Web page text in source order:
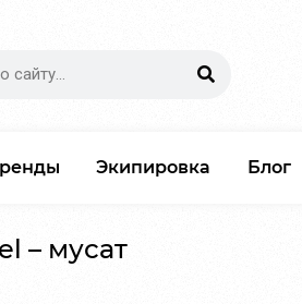
Экипировка Блог
– мусат